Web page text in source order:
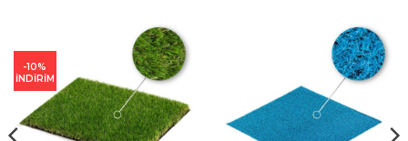
-10%
İNDİRİM